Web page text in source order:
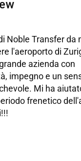
da molto tempo
Zurigo. Voglio
con
senso di
in breve
dell'anno. Non